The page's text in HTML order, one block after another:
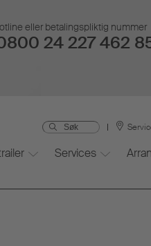
eller betalingspliktig nummer
24 227 462
Services